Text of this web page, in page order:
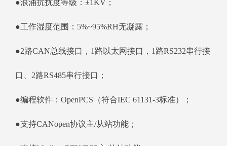
●浪涌抗扰度等级：±1KV；
●工作湿度范围：5%~95%RH无凝露；
●2路CAN总线接口，1路以太网接口，1路RS232串行接
口、2路RS485串行接口；
●编程软件：OpenPCS（符合IEC 61131-3标准）；
●支持CANopen协议主/从站功能；